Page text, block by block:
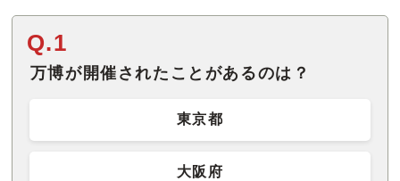
Q.1
万博が開催されたことがあるのは？
東京都
大阪府